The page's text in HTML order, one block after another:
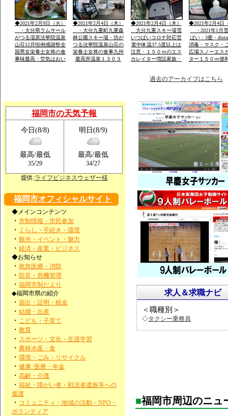
一流メーカー用意
ｍ天然温泉
257年ぶり噴火
りできる法華院
1470年入山・白
山伏修練場
◆2021年2月9日（火）
・大分県ラムサール
がつる湿原法華院温泉
山荘12月恒例感謝祭全
国男女栄養士女将の食
事味最高・空気はおい
◆2021年2月4日（木）
・大分九重町九重森
林公園スキー場・坊が
つる法華院温泉山荘の
栄養士女将の食事九州
最高所温泉１３０３
◆2021年2月4日（木）
大分九重スキー場雪
いつぱいコロナ対応営
業中体温37.5度以上は
注意・１５０ｍのエス
カレイター増設家族・
◆2021年2月4日
・2021年1月
ぱい・3蜜・
消毒・マスク・
広場スノーエス
ター１５０ｍ便
過去のアーカイブはこちら
福岡市の天気予報
今日(8/8)
最高/最低
35/29
明日(8/9)
最高/最低
34/27
提供:ライフビジネスウェザー様
福岡市オフィシャルサイト
◆メインコンテンツ
・ 市制情報・市民参加
・ くらし・手続き・環境
・ 観光・イベント・魅力
・ 経済・産業・ビジネス
◆お知らせ
・ 救急医療・消防
・ 防災・危機管理
・ 福岡市制だより
◆福岡市県の紹介
・ 届出・証明・税金
・ 結婚・出産
・ こども・子育て
・ 教育
・ スポーツ・文化・生涯学習
・ 農林水産・食
・ 環境・ごみ・リサイクル
・ 健康･医療・年金
・ 高齢・介護
・ 福祉・障がい者・戦没者遺族等への
援護
・ コミュニティ・地域の活動・NPO・
ボランティア
求人＆求職ナビ
＜職種別＞
◇タクシー乗務員
■福岡市周辺のニュ